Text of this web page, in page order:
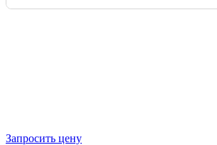
Запросить цену